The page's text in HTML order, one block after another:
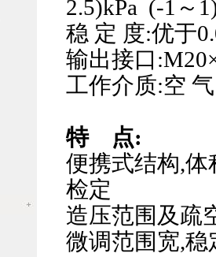
2.5)kPa (-1～
稳 定 度:优于
输出接口
工作介质:空 气
特 点:
便携式结构,体
检定
造压范围及疏
微调范围宽,稳